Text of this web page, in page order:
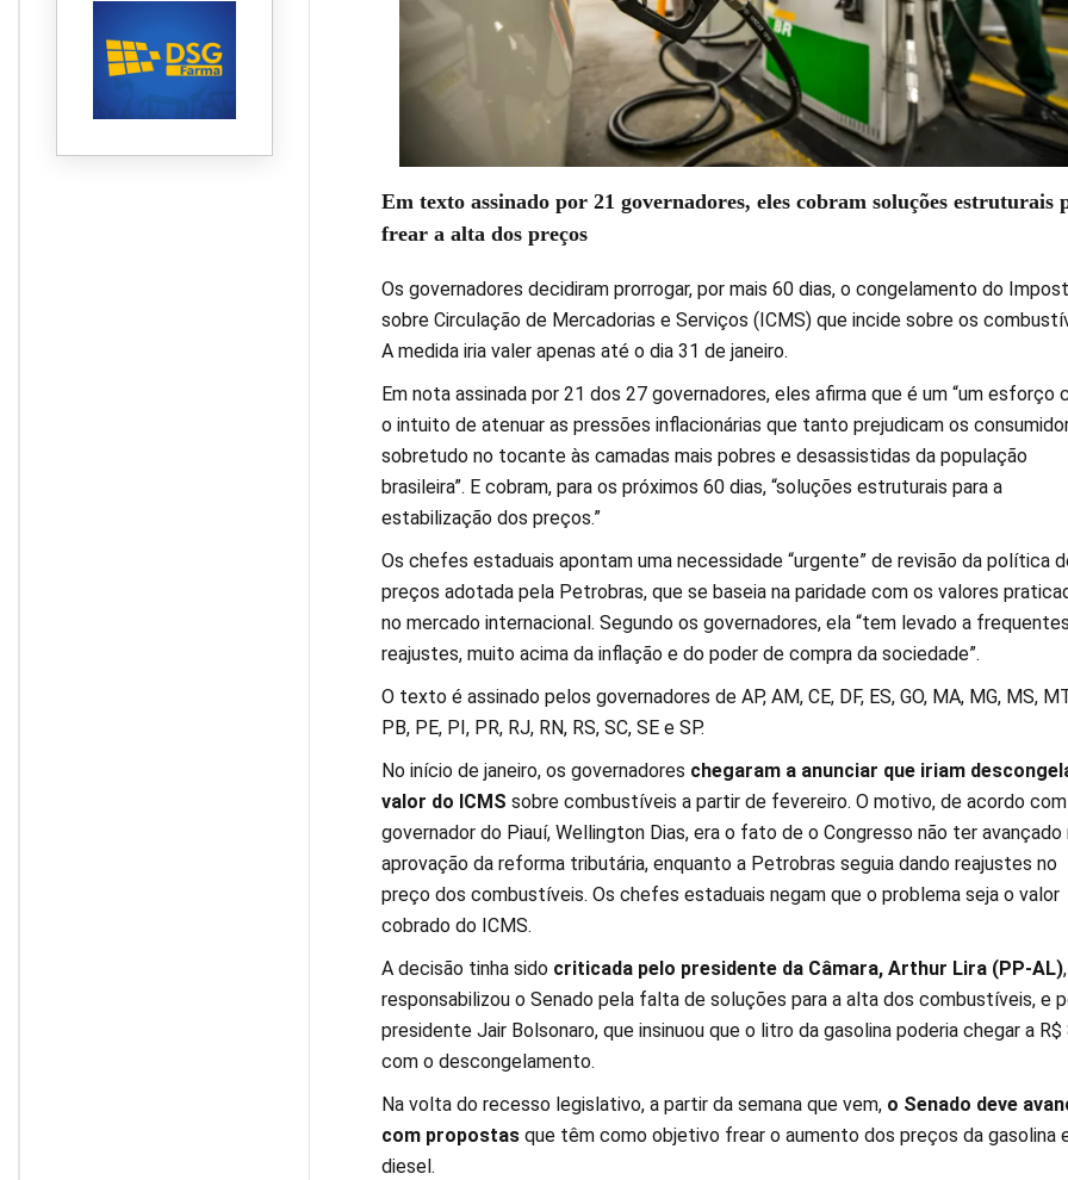
Em texto assinado por 21 governadores, eles cobram soluções estruturais
frear a alta dos preços
Os governadores decidiram prorrogar, por mais 60 dias, o congelamento do
sobre Circulação de Mercadorias e Serviços (ICMS) que incide sobre os
A medida iria valer apenas até o dia 31 de janeiro.
Em nota assinada por 21 dos 27 governadores, eles afirma que é um “um esforço
o intuito de atenuar as pressões inflacionárias que tanto prejudicam os
sobretudo no tocante às camadas mais pobres e desassistidas da população
brasileira”. E cobram, para os próximos 60 dias, “soluções estruturais para a
estabilização dos preços.”
Os chefes estaduais apontam uma necessidade “urgente” de revisão da política
preços adotada pela Petrobras, que se baseia na paridade com os valores
no mercado internacional. Segundo os governadores, ela “tem levado a
reajustes, muito acima da inflação e do poder de compra da sociedade”.
O texto é assinado pelos governadores de AP, AM, CE, DF, ES, GO, MA, MG, MS,
PB, PE, PI, PR, RJ, RN, RS, SC, SE e SP.
No início de janeiro, os governadores chegaram a anunciar que iriam desco
valor do ICMS sobre combustíveis a partir de fevereiro. O motivo, de acordo
governador do Piauí, Wellington Dias, era o fato de o Congresso não ter avançado
aprovação da reforma tributária, enquanto a Petrobras seguia dando reajustes no
preço dos combustíveis. Os chefes estaduais negam que o problema seja o valor
cobrado do ICMS.
A decisão tinha sido criticada pelo presidente da Câmara, Arthur Lira (PP-AL)
responsabilizou o Senado pela falta de soluções para a alta dos combustíveis, e
presidente Jair Bolsonaro, que insinuou que o litro da gasolina poderia chegar a R$
com o descongelamento.
Na volta do recesso legislativo, a partir da semana que vem,o Senado deve
com propostas que têm como objetivo frear o aumento dos preços da gasolina
diesel.